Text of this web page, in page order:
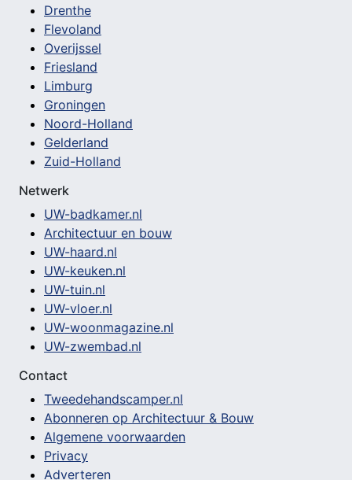
Drenthe
Flevoland
Overijssel
Friesland
Limburg
Groningen
Noord-Holland
Gelderland
Zuid-Holland
Netwerk
UW-badkamer.nl
Architectuur en bouw
UW-haard.nl
UW-keuken.nl
UW-tuin.nl
UW-vloer.nl
UW-woonmagazine.nl
UW-zwembad.nl
Contact
Tweedehandscamper.nl
Abonneren op Architectuur & Bouw
Algemene voorwaarden
Privacy
Adverteren